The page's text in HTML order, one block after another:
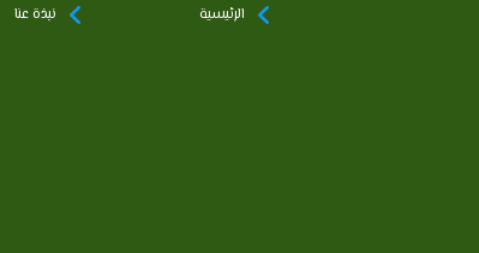
الرئيسية نبذة عنا